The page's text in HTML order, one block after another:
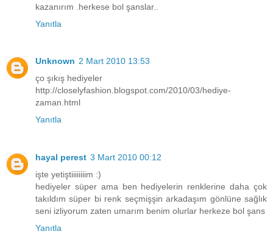
kazanırım .herkese bol şanslar..
Yanıtla
Unknown 2 Mart 2010 13:53
ço şıkış hediyeler
http://closelyfashion.blogspot.com/2010/03/hediye-
zaman.html
Yanıtla
hayal perest 3 Mart 2010 00:12
işte yetiştiiiiiiiim :)
hediyeler süper ama ben hediyelerin renklerine daha çok
takıldım süper bi renk seçmişşin arkadaşım gönlüne sağlık
seni izliyorum zaten umarım benim olurlar herkeze bol şans
Yanıtla